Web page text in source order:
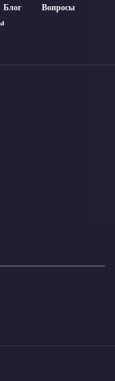
Блог
Вопросы